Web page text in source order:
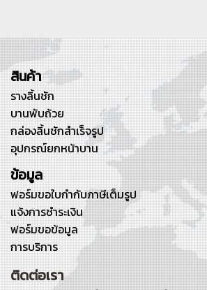
สินค้า
รางลิ้นชัก
บานพับถ้วย
กล่องลิ้นชักสำเร็จรูป
อุปกรณ์ยกหน้าบาน
ข้อมูล
ฟอร์มขอใบกำกับภาษีเต็มรูป
แจ้งการชำระเงิน
ฟอร์มขอข้อมูล
การบริการ
ติดต่อเรา